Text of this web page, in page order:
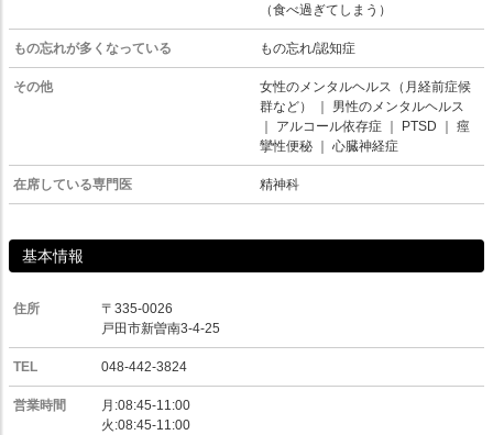
（食べ過ぎてしまう）
もの忘れが多くなっている もの忘れ/認知症
その他
女性のメンタルヘルス（月経前症候
群など）
男性のメンタルヘルス
アルコール依存症 PTSD
痙
攣性便秘
心臓神経症
在席している専門医 精神科
基本情報
住所
〒335-0026
戸田市新曽南3-4-25
TEL 048-442-3824
営業時間
月:08:45-11:00
火:08:45-11:00